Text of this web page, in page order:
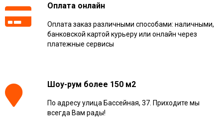
Оплата онлайн
Оплата заказ различными способами: наличными,
банковской картой курьеру или онлайн через
платежные сервисы
Шоу-рум более 150 м2
По адресу улица Бассейная, 37. Приходите мы
всегда Вам рады!